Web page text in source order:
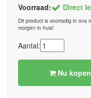
Voorraad: Direct
Dit product is voorradig in ons
morgen in huis!
Aantal:
Nu kopen